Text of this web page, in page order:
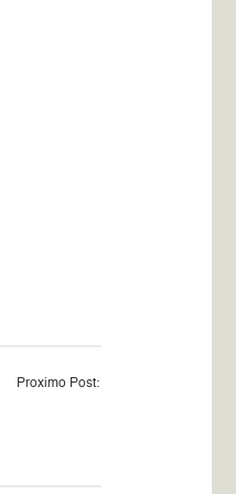
Proximo Post: